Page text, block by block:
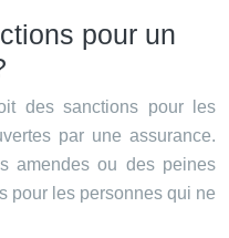
pour un
des sanctions pour les
par une assurance.
amendes ou des peines
pour les personnes qui ne